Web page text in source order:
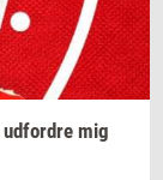
ud­for­dre mig